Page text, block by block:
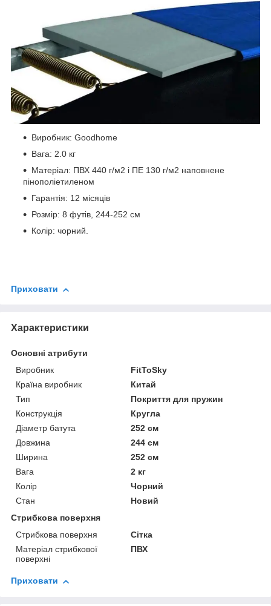
Виробник: Goodhome
Вага: 2.0 кг
Матеріал: ПВХ 440 г/м2 і ПЕ 130 г/м2 наповнене
пінополіетиленом
Гарантія: 12 місяців
Розмір: 8 футів, 244-252 см
Колір: чорний.
Приховати
Характеристики
Основні атрибути
Виробник
FitToSky
Країна виробник
Китай
Тип
Покриття для пружин
Конструкція
Кругла
Діаметр батута
252 см
Довжина
244 см
Ширина
252 см
Вага
2 кг
Колір
Чорний
Стан
Новий
Стрибкова поверхня
Стрибкова поверхня
Сітка
Матеріал стрибкової
поверхні
ПВХ
Приховати